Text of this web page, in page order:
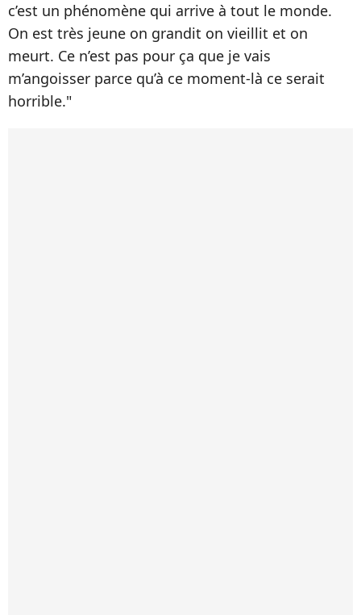
c’est un phénomène qui arrive à tout le monde.
On est très jeune on grandit on vieillit et on
meurt. Ce n’est pas pour ça que je vais
m’angoisser parce qu’à ce moment-là ce serait
horrible."